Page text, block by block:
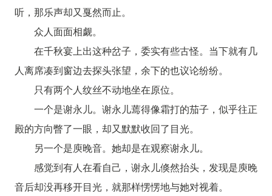
听，那乐声却又戛然而止。
众人面面相觑。
在千秋宴上出这种岔子，委实有些古怪。当下就有几
人离席凑到窗边去探头张望，余下的也议论纷纷。
只有两个人纹丝不动地坐在原位。
一个是谢永儿。谢永儿蔫得像霜打的茄子，似乎往正
殿的方向瞥了一眼，却又默默收回了目光。
另一个是庾晚音。她却是在观察谢永儿。
感觉到有人在看自己，谢永儿倏然抬头，发现是庾晚
音后却没再移开目光，就那样愣愣地与她对视着。